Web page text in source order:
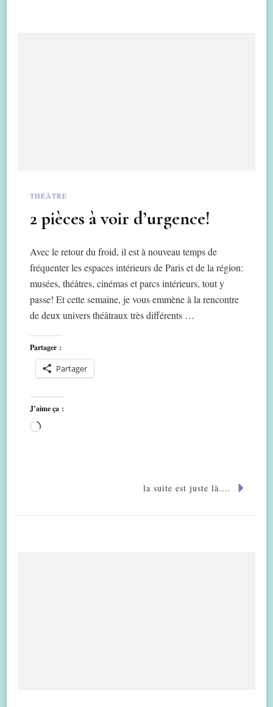
THÉÂTRE
2 pièces à voir d’urgence!
Avec le retour du froid, il est à nouveau temps de
fréquenter les espaces intérieurs de Paris et de la région:
musées, théâtres, cinémas et parcs intérieurs, tout y
passe! Et cette semaine, je vous emmène à la rencontre
de deux univers théâtraux très différents …
Partager :
Partager
J’aime ça :
Chargement…
la suite est juste là....